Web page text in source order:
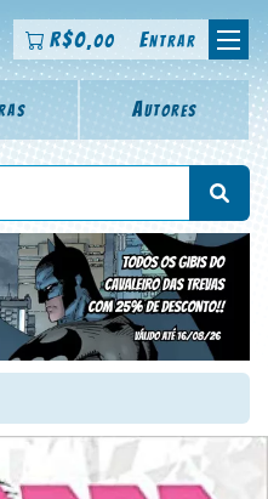
R$0,00 Entrar
Autores
série, escritor,